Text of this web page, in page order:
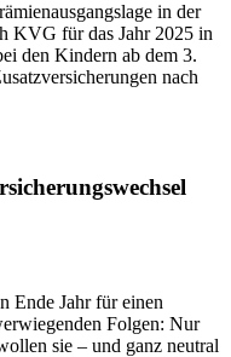
in der
KVG für das Jahr 2025 in
den Kindern ab dem 3.
nach
Ende Jahr für einen
Folgen: Nur
sie – und ganz neutral